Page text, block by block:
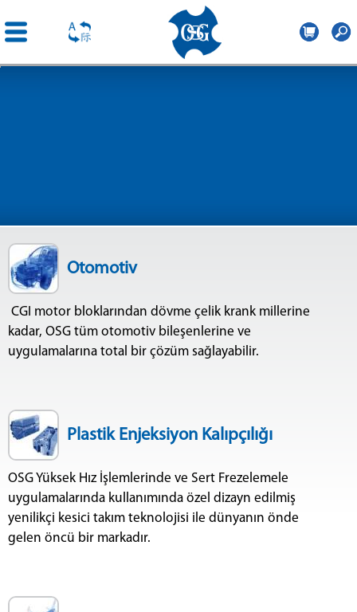
Central
Otomotiv
CGI motor bloklarından dövme çelik krank millerine
kadar, OSG tüm otomotiv bileşenlerine ve
uygulamalarına total bir çözüm sağlayabilir.
Plastik Enjeksiyon Kalıpçılığı
OSG Yüksek Hız İşlemlerinde ve Sert Frezelemele
uygulamalarında kullanımında özel dizayn edilmiş
yenilikçi kesici takım teknolojisi ile dünyanın önde
gelen öncü bir markadır.